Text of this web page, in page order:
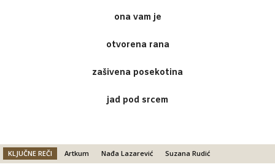
ona vam je
otvorena rana
zašivena posekotina
jad pod srcem
KLJUČNE REČI Artkum Nađa Lazarević Suzana Rudić